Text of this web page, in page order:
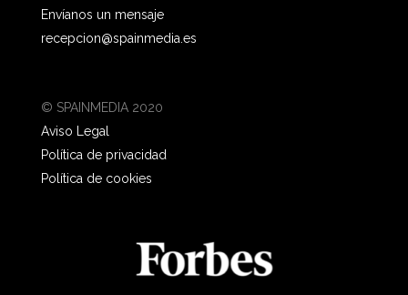
Envíanos un mensaje
recepcion@spainmedia.es
© SPAINMEDIA 2020
Aviso Legal
Política de privacidad
Política de cookies